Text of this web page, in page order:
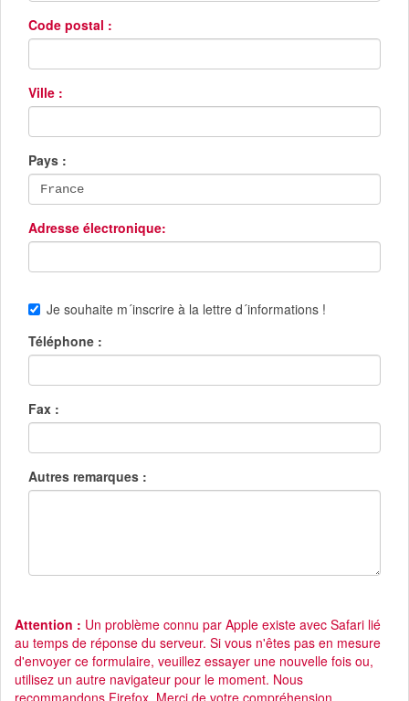
Code postal :
Ville :
Pays :
Adresse électronique:
Je souhaite m´inscrire à la lettre d´informations !
Téléphone :
Fax :
Autres remarques :
Attention : Un problème connu par Apple existe avec Safari lié
au temps de réponse du serveur. Si vous n'êtes pas en mesure
d'envoyer ce formulaire, veuillez essayer une nouvelle fois ou,
utilisez un autre navigateur pour le moment. Nous
recommandons Firefox. Merci de votre compréhension.